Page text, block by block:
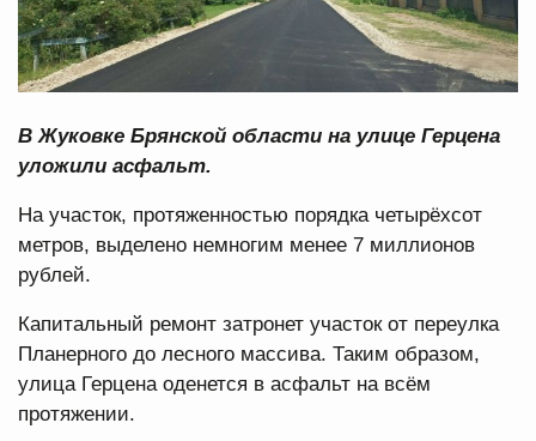
В Жуковке Брянской области на улице Герцена
уложили асфальт.
На участок, протяженностью порядка четырёхсот
метров, выделено немногим менее 7 миллионов
рублей.
Капитальный ремонт затронет участок от переулка
Планерного до лесного массива. Таким образом,
улица Герцена оденется в асфальт на всём
протяжении.